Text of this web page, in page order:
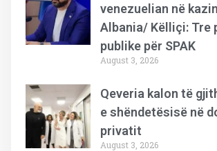
venezuelian në
Albania/ Këlliçi: Tre
publike për SPAK
August 3, 2026
Qeveria kalon të
e shëndetësisë në
privatit
August 3, 2026